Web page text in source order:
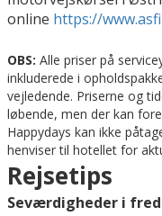
online https://
OBS: Alle priser på
inkluderede i
vejledende. Priserne og
løbende, men der kan
Happydays kan ikke
henviser til hotellet for
Rejsetips
Seværdigheder i